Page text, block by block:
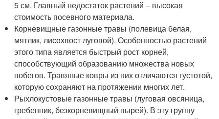
5 см. Главный недостаток растений – высокая
стоимость посевного материала.
Корневищные газонные травы (полевица белая,
мятлик, лисохвост луговой). Особенностью растений
этого типа является быстрый рост корней,
способствующий образованию множества новых
побегов. Травяные ковры из них отличаются густотой,
которую сохраняют на протяжении многих лет.
Рыхлокустовые газонные травы (луговая овсяница,
гребенник, безкорневищный пырей). В эту группу